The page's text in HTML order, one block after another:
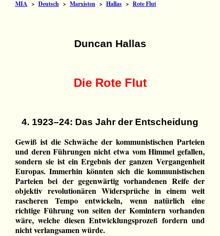
MIA > Deutsch> Marxisten> Hallas> Rote Flut
Duncan Hallas
Die Rote Flut
4. 1923–24: Das Jahr der Entscheidung
Gewiß ist die Schwäche der kommunistischen Parteien
und deren Führungen nicht etwa vom Himmel gefallen,
sondern sie ist ein Ergebnis der ganzen Vergangenheit
Europas. Immerhin könnten sich die kommunistischen
Parteien bei der gegenwärtig vorhandenen Reife der
objektiv revolutionären Widersprüche in einem weit
rascheren Tempo entwickeln, wenn natürlich eine
richtige Führung von seiten der Komintern vorhanden
wäre, welche diesen Entwicklungsprozeß fordern und
nicht verlangsamen würde.